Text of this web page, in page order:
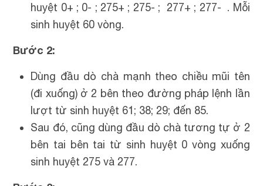
huyệt 0+ ; 0- ; 275+ ; 275- ; 277+ ; 277- . Mỗi
sinh huyệt 60 vòng.
Bước 2:
Dùng đầu dò chà mạnh theo chiều mũi tên
(đi xuống) ở 2 bên theo đường pháp lệnh lần
lượt từ sinh huyệt 61; 38; 29; đến 85.
Sau đó, cũng dùng đầu dò chà tương tự ở 2
bên tai bên tai từ sinh huyệt 0 vòng xuống
sinh huyệt 275 và 277.